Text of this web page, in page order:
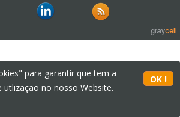
para garantir que tem a
utlização no nosso Website.